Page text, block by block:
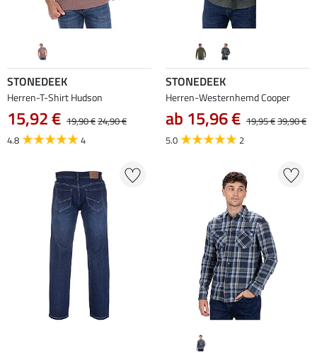
STONEDEEK
Herren-T-Shirt Hudson
15,92 € 19,90 €24,90 €
4.8
4
STONEDEEK
Herren-Westernhemd Cooper
ab 15,96 € 19,95 €39,90 €
5.0
2